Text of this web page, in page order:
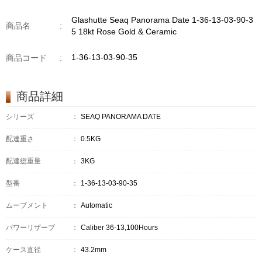
商品名 :
Glashutte Seaq Panorama Date 1-36-13-03-90-3
5 18kt Rose Gold & Ceramic
商品コード : 1-36-13-03-90-35
商品詳細
シリーズ ： SEAQ PANORAMA DATE
配達重さ ： 0.5KG
配達総重量 ： 3KG
型番 ： 1-36-13-03-90-35
ムーブメント ： Automatic
パワーリザーブ ： Caliber 36-13,100Hours
ケース直径 ： 43.2mm